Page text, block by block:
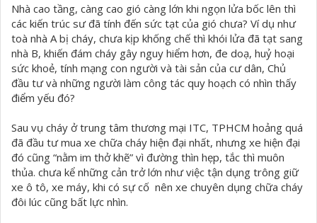
Nhà cao tầng, càng cao gió càng lớn khi ngọn lửa bốc lên thì
các kiến trúc sư đã tính đến sức tạt của gió chưa? Ví dụ như
toà nhà A bị cháy, chưa kịp khống chế thì khói lửa đã tạt sang
nhà B, khiến đám cháy gây nguy hiểm hơn, đe doạ, huỷ hoại
sức khoẻ, tính mạng con người và tài sản của cư dân, Chủ
đầu tư và những người làm công tác quy hoạch có nhìn thấy
điểm yếu đó?
Sau vụ cháy ở trung tâm thương mại ITC, TPHCM hoảng quá
đã đầu tư mua xe chữa cháy hiện đại nhất, nhưng xe hiện đại
đó cũng “nằm im thở khẽ” vì đường thìn hẹp, tắc thì muôn
thủa. chưa kể những cản trở lớn như việc tận dụng trông giữ
xe ô tô, xe máy, khi có sự cố nên xe chuyên dụng chữa cháy
đôi lúc cũng bất lực nhìn.